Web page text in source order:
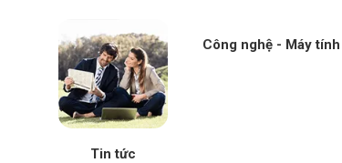
Tin tức
Công nghệ - Máy tính